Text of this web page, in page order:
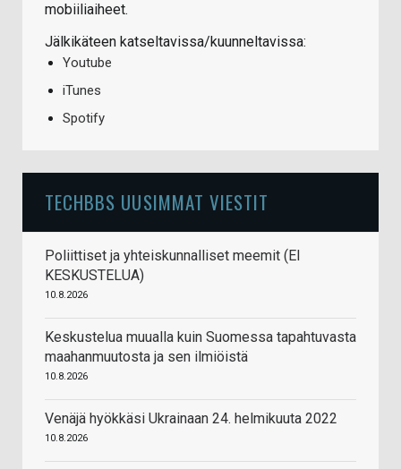
mobiiliaiheet.
Jälkikäteen katseltavissa/kuunneltavissa:
Youtube
iTunes
Spotify
TECHBBS UUSIMMAT VIESTIT
Poliittiset ja yhteiskunnalliset meemit (EI
KESKUSTELUA)
10.8.2026
Keskustelua muualla kuin Suomessa tapahtuvasta
maahanmuutosta ja sen ilmiöistä
10.8.2026
Venäjä hyökkäsi Ukrainaan 24. helmikuuta 2022
10.8.2026